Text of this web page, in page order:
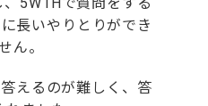
5W1Hで質問をする
長いやりとりができ
ん。
えるのが難しく、答